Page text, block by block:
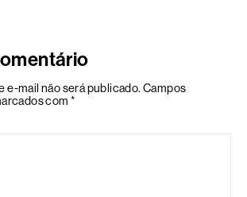
e-mail não será publicado. Campos
com *